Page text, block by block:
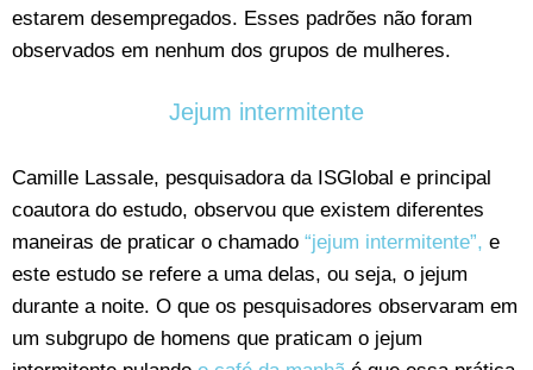
estarem desempregados. Esses padrões não foram
observados em nenhum dos grupos de mulheres.
Jejum intermitente
Camille Lassale, pesquisadora da ISGlobal e principal
coautora do estudo, observou que existem diferentes
maneiras de praticar o chamado “jejum intermitente”, e
este estudo se refere a uma delas, ou seja, o jejum
durante a noite. O que os pesquisadores observaram em
um subgrupo de homens que praticam o jejum